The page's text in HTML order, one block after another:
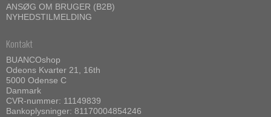
ANSØG OM BRUGER (B2B)
NYHEDSTILMELDING
Kontakt
BUANCOshop
Odeons Kvarter 21, 16th
5000 Odense C
Danmark
CVR-nummer: 11149839
Bankoplysninger: 81170004854246